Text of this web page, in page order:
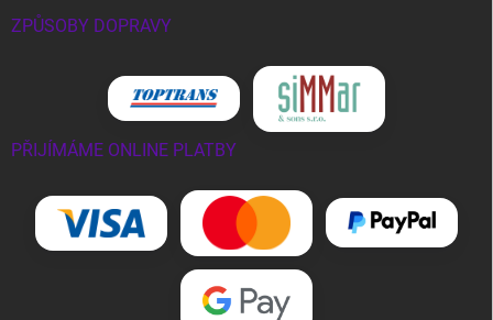
ZPŮSOBY DOPRAVY
PŘIJÍMÁME ONLINE PLATBY